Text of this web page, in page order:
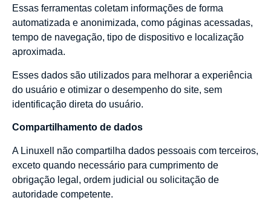
Essas ferramentas coletam informações de forma
automatizada e anonimizada, como páginas acessadas,
tempo de navegação, tipo de dispositivo e localização
aproximada.
Esses dados são utilizados para melhorar a experiência
do usuário e otimizar o desempenho do site, sem
identificação direta do usuário.
Compartilhamento de dados
A Linuxell não compartilha dados pessoais com terceiros,
exceto quando necessário para cumprimento de
obrigação legal, ordem judicial ou solicitação de
autoridade competente.